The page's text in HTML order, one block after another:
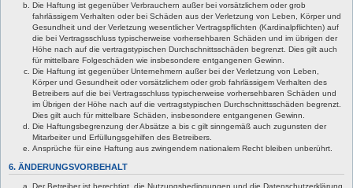
Die Haftung ist gegenüber Verbrauchern außer bei vorsätzlichem oder grob
fahrlässigem Verhalten oder bei Schäden aus der Verletzung von Leben, Körper und
Gesundheit und der Verletzung wesentlicher Vertragspflichten (Kardinalpflichten) auf
die bei Vertragsschluss typischerweise vorhersehbaren Schäden und im übrigen der
Höhe nach auf die vertragstypischen Durchschnittsschäden begrenzt. Dies gilt auch
für mittelbare Folgeschäden wie insbesondere entgangenen Gewinn.
Die Haftung ist gegenüber Unternehmern außer bei der Verletzung von Leben,
Körper und Gesundheit oder vorsätzlichem oder grob fahrlässigem Verhalten des
Betreibers auf die bei Vertragsschluss typischerweise vorhersehbaren Schäden und
im Übrigen der Höhe nach auf die vertragstypischen Durchschnittsschäden begrenzt.
Dies gilt auch für mittelbare Schäden, insbesondere entgangenen Gewinn.
Die Haftungsbegrenzung der Absätze a bis c gilt sinngemäß auch zugunsten der
Mitarbeiter und Erfüllungsgehilfen des Betreibers.
Ansprüche für eine Haftung aus zwingendem nationalem Recht bleiben unberührt.
6. ÄNDERUNGSVORBEHALT
Der Betreiber ist berechtigt, die Nutzungsbedingungen und die Datenschutzerklärung